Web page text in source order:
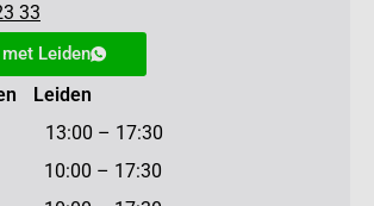
33
Leiden
Leiden
13:00 – 17:30
– 17:30